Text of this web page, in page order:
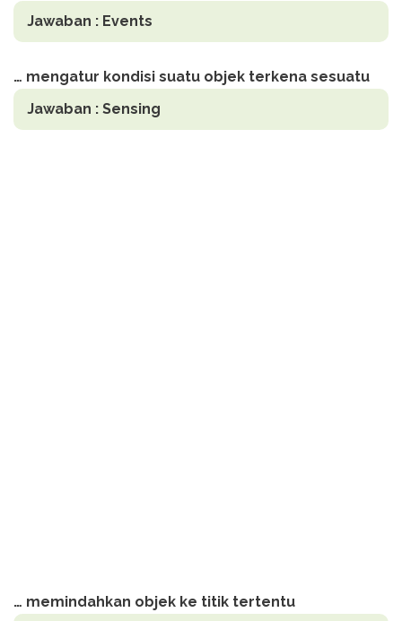
Jawaban : Events
… mengatur kondisi suatu objek terkena sesuatu
Jawaban : Sensing
… memindahkan objek ke titik tertentu